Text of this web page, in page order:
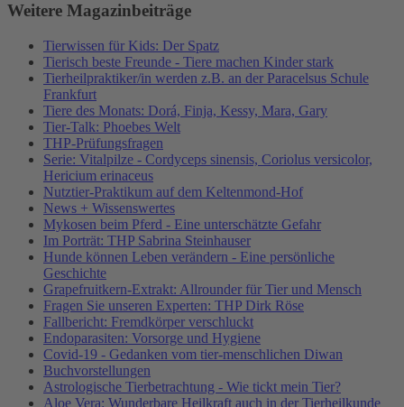
Weitere Magazinbeiträge
Tierwissen für Kids: Der Spatz
Tierisch beste Freunde - Tiere machen Kinder stark
Tierheilpraktiker/in werden z.B. an der Paracelsus Schule
Frankfurt
Tiere des Monats: Dorá, Finja, Kessy, Mara, Gary
Tier-Talk: Phoebes Welt
THP-Prüfungsfragen
Serie: Vitalpilze - Cordyceps sinensis, Coriolus versicolor,
Hericium erinaceus
Nutztier-Praktikum auf dem Keltenmond-Hof
News + Wissenswertes
Mykosen beim Pferd - Eine unterschätzte Gefahr
Im Porträt: THP Sabrina Steinhauser
Hunde können Leben verändern - Eine persönliche
Geschichte
Grapefruitkern-Extrakt: Allrounder für Tier und Mensch
Fragen Sie unseren Experten: THP Dirk Röse
Fallbericht: Fremdkörper verschluckt
Endoparasiten: Vorsorge und Hygiene
Covid-19 - Gedanken vom tier-menschlichen Diwan
Buchvorstellungen
Astrologische Tierbetrachtung - Wie tickt mein Tier?
Aloe Vera: Wunderbare Heilkraft auch in der Tierheilkunde